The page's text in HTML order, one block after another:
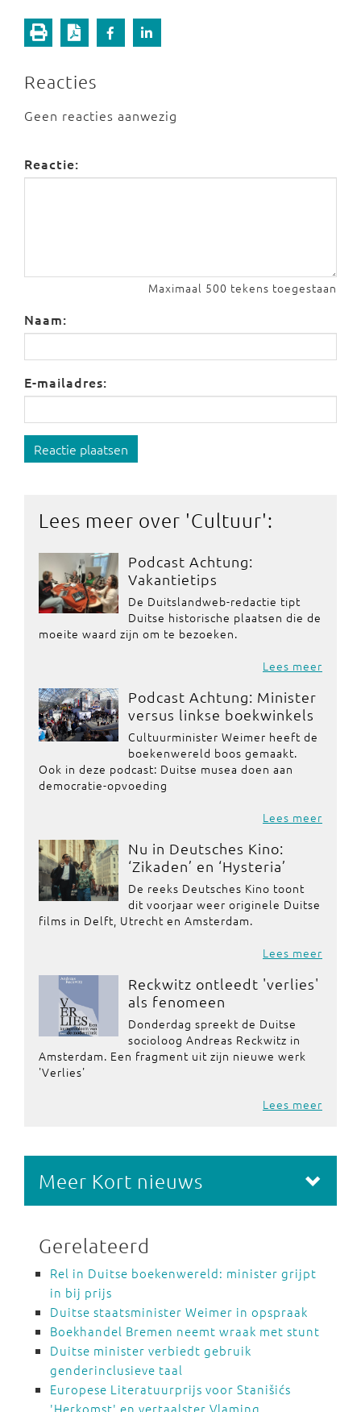
Reacties
Geen reacties aanwezig
Reactie:
Maximaal 500 tekens toegestaan
Naam:
E-mailadres:
Reactie plaatsen
Lees meer over 'Cultuur':
Podcast Achtung:
Vakantietips
De Duitslandweb-redactie tipt
Duitse historische plaatsen die de
moeite waard zijn om te bezoeken.
Lees meer
Podcast Achtung: Minister
versus linkse boekwinkels
Cultuurminister Weimer heeft de
boekenwereld boos gemaakt.
Ook in deze podcast: Duitse musea doen aan
democratie-opvoeding
Lees meer
Nu in Deutsches Kino:
‘Zikaden’ en ‘Hysteria’
De reeks Deutsches Kino toont
dit voorjaar weer originele Duitse
films in Delft, Utrecht en Amsterdam.
Lees meer
Reckwitz ontleedt 'verlies'
als fenomeen
Donderdag spreekt de Duitse
socioloog Andreas Reckwitz in
Amsterdam. Een fragment uit zijn nieuwe werk
'Verlies'
Lees meer
Meer Kort nieuws
Gerelateerd
Rel in Duitse boekenwereld: minister grijpt
in bij prijs
Duitse staatsminister Weimer in opspraak
Boekhandel Bremen neemt wraak met stunt
Duitse minister verbiedt gebruik
genderinclusieve taal
Europese Literatuurprijs voor Stanišićs
'Herkomst' en vertaalster Vlaming